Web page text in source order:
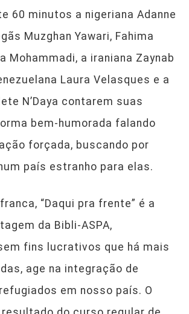
60 minutos a nigeriana Adanne
Muzghan Yawari, Fahima
Mohammadi, a iraniana Zaynab
Laura Velasques e a
N’Daya contarem suas
bem-humorada falando
forçada, buscando por
país estranho para elas.
“Daqui pra frente” é a
da Bibli-ASPA,
fins lucrativos que há mais
age na integração de
em nosso país. O